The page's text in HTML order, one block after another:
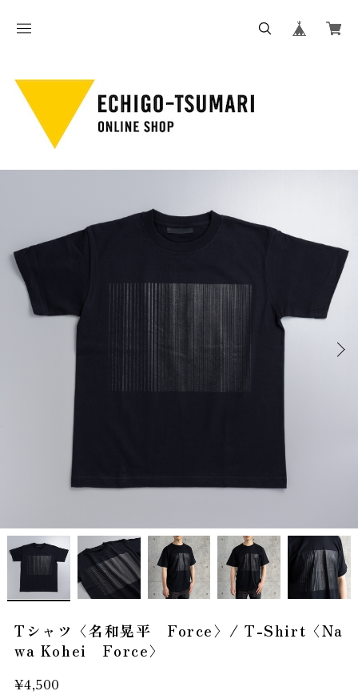
Tシャツ〈名和晃平 Force〉/ T-Shirt〈Na
wa Kohei Force〉
¥4,500